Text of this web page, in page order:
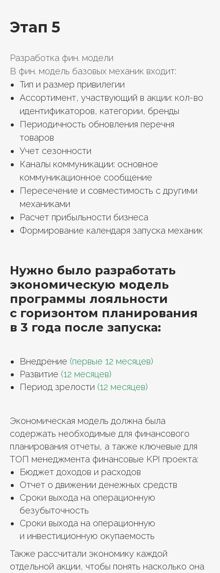
Этап 5
Разработка фин. модели
В фин. модель базовых механик входит:
Тип и размер привилегии
Ассортимент, участвующий в акции: кол-во
идентификаторов, категории, бренды
Периодичность обновления перечня
товаров
Учет сезонности
Каналы коммуникации: основное
коммуникационное сообщение
Пересечение и совместимость с другими
механиками
Расчет прибыльности бизнеса
Формирование календаря запуска механик
Нужно было разработать
экономическую модель
программы лояльности
с горизонтом планирования
в 3 года после запуска:
Внедрение (первые 12 месяцев)
Развитие (12 месяцев)
Период зрелости (12 месяцев)
Экономическая модель должна была
содержать необходимые для финансового
планирования отчеты, а также ключевые для
ТОП менеджмента финансовые KPI проекта:
Бюджет доходов и расходов
Отчет о движении денежных средств
Сроки выхода на операционную
безубыточность
Сроки выхода на операционную
и инвестиционную окупаемость
Также рассчитали экономику каждой
отдельной акции, чтобы понять насколько она